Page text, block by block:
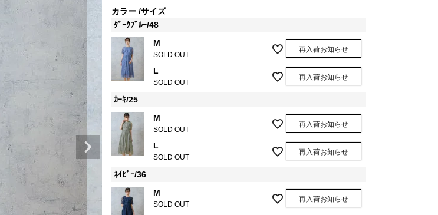
カラー サイズ
ﾀﾞｰｸﾌﾞﾙｰ/48
M
SOLD OUT
再入荷お知らせ
L
SOLD OUT
再入荷お知らせ
ｶｰｷ/25
M
SOLD OUT
再入荷お知らせ
L
SOLD OUT
再入荷お知らせ
ﾈｲﾋﾞｰ/36
M
SOLD OUT
再入荷お知らせ